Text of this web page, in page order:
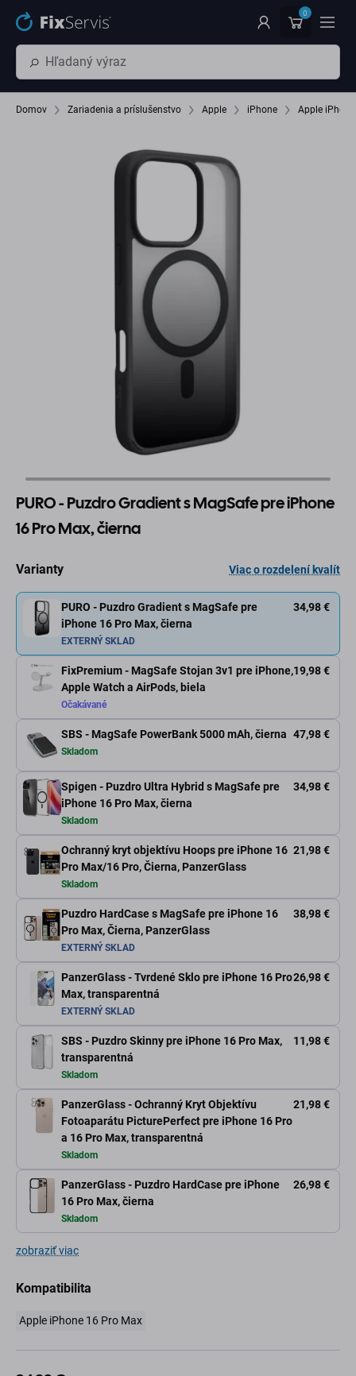
Preskočiť na hlavný obsah 0
Domov Zariadenia a príslušenstvo Apple iPhone Apple
PURO - Puzdro Gradient s MagSafe pre iPhone
16 Pro Max, čierna
Varianty Viac o rozdelení kvalít
FixPremium - MagSafe Stojan 3v1 pre iPhone,
Apple Watch a AirPods, biela
19,98 €
Očakávané
SBS - MagSafe PowerBank 5000 mAh, čierna 47,98 €
Skladom
Spigen - Puzdro Ultra Hybrid s MagSafe pre
iPhone 16 Pro Max, čierna
34,98 €
Skladom
Ochranný kryt objektívu Hoops pre iPhone 16
Pro Max/16 Pro, Čierna, PanzerGlass
21,98 €
Skladom
Puzdro HardCase s MagSafe pre iPhone 16
Pro Max, Čierna, PanzerGlass
38,98 €
EXTERNÝ SKLAD
PanzerGlass - Tvrdené Sklo pre iPhone 16 Pro
Max, transparentná
26,98 €
EXTERNÝ SKLAD
SBS - Puzdro Skinny pre iPhone 16 Pro Max,
transparentná
11,98 €
Skladom
PanzerGlass - Ochranný Kryt Objektívu
Fotoaparátu PicturePerfect pre iPhone 16 Pro
a 16 Pro Max, transparentná
21,98 €
Skladom
PanzerGlass - Puzdro HardCase pre iPhone
16 Pro Max, čierna
26,98 €
Skladom
PURO - Puzdro Gradient s MagSafe pre
iPhone 16 Pro Max, čierna
34,98 €
EXTERNÝ SKLAD
zobraziť viac
Kompatibilita
Apple iPhone 16 Pro Max